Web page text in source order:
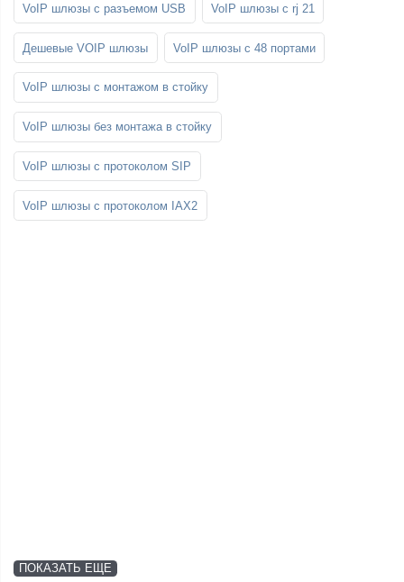
VoIP шлюзы с разъемом USB VoIP шлюзы с rj 21
Дешевые VOIP шлюзы VoIP шлюзы с 48 портами
VoIP шлюзы с монтажом в стойку
VoIP шлюзы без монтажа в стойку
VoIP шлюзы с протоколом SIP
VoIP шлюзы с протоколом IAX2
ПОКАЗАТЬ ЕЩЕ